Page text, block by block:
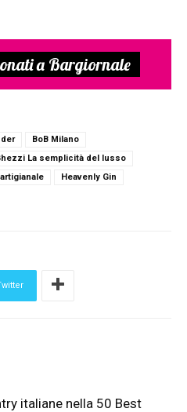
a Bargiornale
BoB Milano
La semplicità del lusso
Heavenly Gin
italiane nella 50 Best